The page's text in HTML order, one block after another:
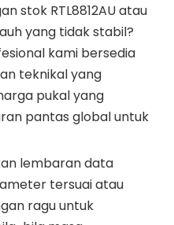
stok RTL8812AU atau
yang tidak stabil?
kami bersedia
teknikal yang
pukal yang
pantas global untuk
lembaran data
tersuai atau
ragu untuk